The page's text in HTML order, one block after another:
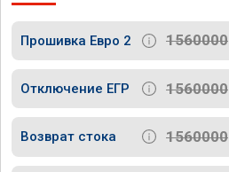
Прошивка Евро 2 1560000
Отключение ЕГР 1560000
Возврат стока 1560000